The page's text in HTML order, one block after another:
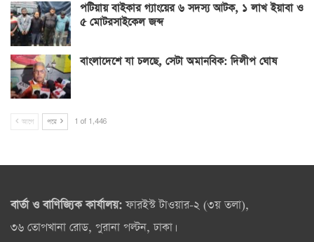
পটিয়ায় বাইকার গ্যাংয়ের ৬ সদস্য আটক, ১ লাখ ইয়াবা ও
৫ মোটরসাইকেল জব্দ
বাংলাদেশে যা চলছে, সেটা অমানবিক: দিলীপ ঘোষ
আগে পরে 1 of 1,446
বার্তা ও বাণিজ্যিক কার্যালয়:ফারইস্ট টাওয়ার-২ (৩য় তলা),
৩৬ তোপখানা রোড, পুরানা পল্টন, ঢাকা।